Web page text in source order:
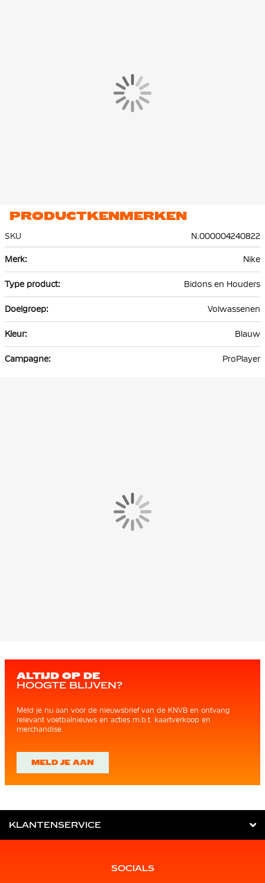
PRODUCTKENMERKEN
SKU
N.000004240822
informatie
Nike
Bidons en Houders
Volwassenen
Blauw
ProPlayer
ALTIJD OP DE
HOOGTE BLIJVEN?
Meld je nu aan voor de nieuwsbrief van de KNVB en ontvang
relevant voetbalnieuws en acties m.b.t. kaartverkoop en
merchandise.
MELD JE AAN
KLANTENSERVICE
SOCIALS